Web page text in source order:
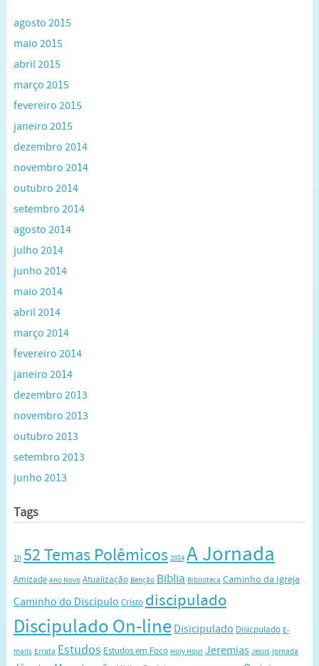
agosto 2015
maio 2015
abril 2015
março 2015
fevereiro 2015
janeiro 2015
dezembro 2014
novembro 2014
outubro 2014
setembro 2014
agosto 2014
julho 2014
junho 2014
maio 2014
abril 2014
março 2014
fevereiro 2014
janeiro 2014
dezembro 2013
novembro 2013
outubro 2013
setembro 2013
junho 2013
Tags
1h 52 Temas Polêmicos 2014 A Jornada
Amizade Ano Novo Atualização Benção Biblia Biblioteca Caminho da Igreja
Caminho do Discípulo Cristo discipulado
Discipulado On-line Disicipulado Disicpulado E-
mails Errata Estudos Estudos em Foco Holy Hour Jeremias Jesus jornada